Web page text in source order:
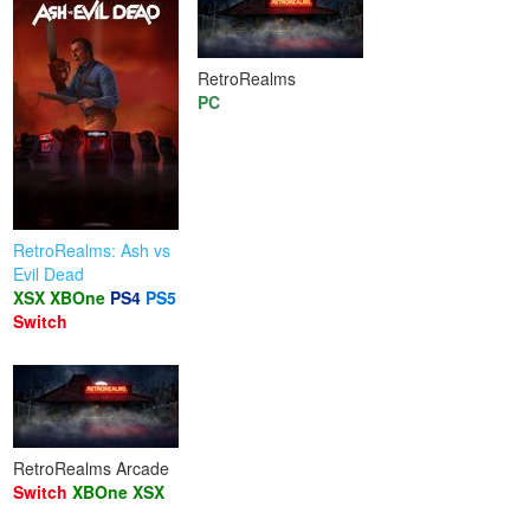
RetroRealms: Ash vs
Evil Dead
XSX XBOne PS4 PS5
Switch
RetroRealms
PC
RetroRealms Arcade
Switch XBOne XSX